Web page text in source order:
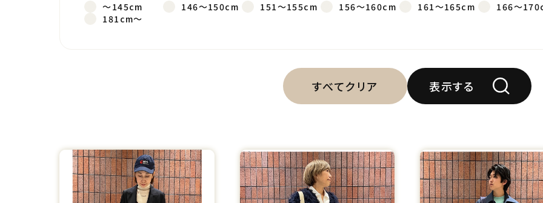
～145cm 146～150cm 151～155cm 156～160cm 161～165cm
166～
181cm～
すべてクリア 表示する